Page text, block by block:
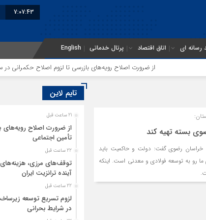
7:07:43
رسانه ای اتاق اقتصاد پرتال خدماتی English
از ضرورت اصلاح رویه‌های بازرسی تا لزوم اصلاح حکمرانی در
بسته تهیه کند
رضوی گفت: دولت و حاکمیت باید
ما رو به توسعه فولادی و معدنی است. اینکه
تایم لاین
21 ساعت قبل
از ضرورت اصلاح رویه‌های
تأمین اجتماعی
22 ساعت قبل
توقف‌های مرزی،
آینده ترانزیت ایران
22 ساعت قبل
لزوم تسریع توسعه
در شرایط بحرانی